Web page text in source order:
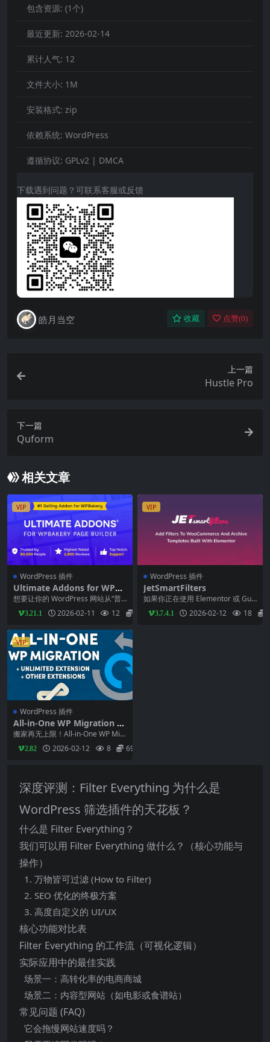
包含资源: (1个)
最近更新: 2026-02-14
累计人气: 12
文件大小: 1M
安装格式: zip
依赖系统: WordPress
遵循协议: GPLv2 | DMCA
下载遇到问题？可联系客服或反馈
皓月当空 收藏 点赞(0)
上一篇
Hustle Pro
下一篇
Quform
相关文章
VIP
WordPress 插件
Ultimate Addons for WPBa
kery Page Builder
想要让你的 WordPress 网站从“普
通”变成“惊艳”吗？如果你正在使用
W...3.21.1 2026-02-11 12
VIP
WordPress 插件
JetSmartFilters
如果你正在使用 Elementor 或 Gut
enberg 构建复杂的网站，比如...
3.7.4.1 2026-02-12 18
VIP
WordPress 插件
All-in-One WP Migration U
nlimited Extension
搬家再无上限！All-in-One WP Mig
ration Unlimited...
2.82 2026-02-12 8 69
深度评测：Filter Everything 为什么是
WordPress 筛选插件的天花板？
什么是 Filter Everything？
我们可以用 Filter Everything 做什么？（核心功能与
操作）
1. 万物皆可过滤 (How to Filter)
2. SEO 优化的终极方案
3. 高度自定义的 UI/UX
核心功能对比表
Filter Everything 的工作流（可视化逻辑）
实际应用中的最佳实践
场景一：高转化率的电商商城
场景二：内容型网站（如电影或食谱站）
常见问题 (FAQ)
它会拖慢网站速度吗？